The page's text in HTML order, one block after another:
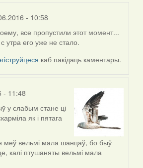
- 10:58
все пропустили этот момент...
утра его уже не стало.
каб пакідаць каментары.
- 11:48
у слабым стане ці
як і пятага
меў вельмі мала шанцаў, бо быў
калі птушаняты вельмі мала